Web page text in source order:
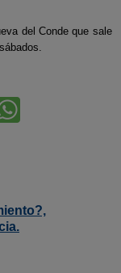
del Conde que sale